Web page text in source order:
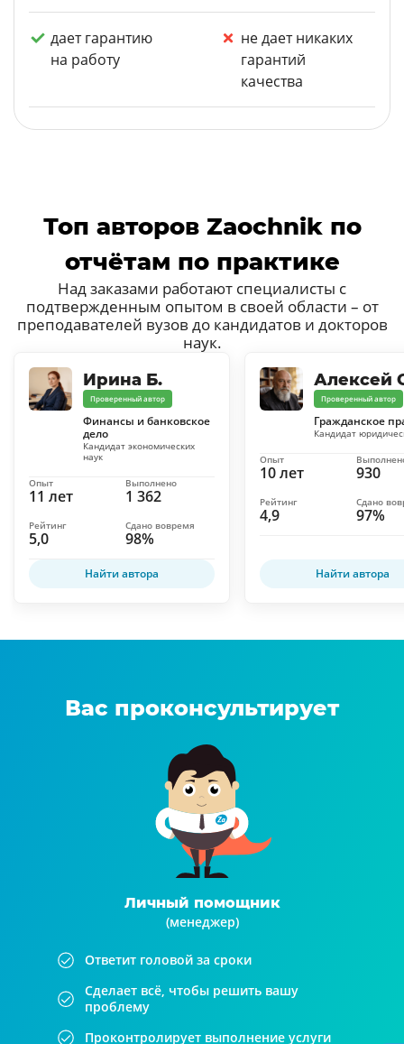
дает гарантию
на работу
не дает никаких
гарантий
качества
Топ авторов Zaochnik по
отчётам по практике
Над заказами работают специалисты с
подтвержденным опытом в своей области – от
преподавателей вузов до кандидатов и докторов
наук.
Ирина Б.
Проверенный автор
Финансы и банковское
дело
Кандидат экономических
наук
11 лет
Опыт
1 362
Выполнено
5,0
Рейтинг
98%
Сдано вовремя
Найти автора
Алексей
Проверенный автор
Гражданское
Кандидат
10 лет
Опыт
930
4,9
Рейтинг
97%
Сдано
Найти автора
Вас проконсультирует
Личный помощник
(менеджер)
Ответит головой за сроки
Сделает всё, чтобы решить вашу
проблему
Проконтролирует выполнение услуги